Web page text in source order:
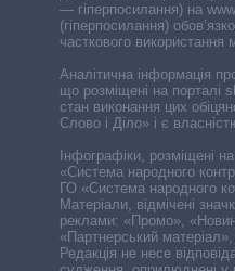
— гіперпосилання) на
(гіперпосилання)
часткового використання
Аналітична інформація про
що розміщені на порталі
стан виконання цих
Слово і Діло» і є
Інфографіки, розміщені
«Система народного
ГО «Система народного
Матеріали, відмічені
реклами: «Промо»,
«Партнерський
Редакція не несе